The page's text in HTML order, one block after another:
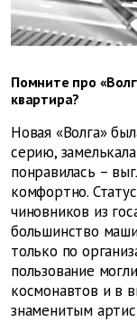
Помните про
квартира?
Новая «Волга»
серию,
понравилась –
комфортно.
чиновников из
большинство
только по
пользование
космонавтов и в
знаменитым